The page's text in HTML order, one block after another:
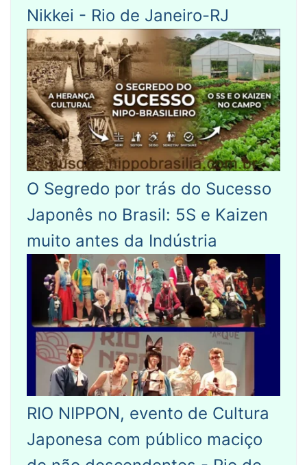
Nikkei - Rio de Janeiro-RJ
O Segredo por trás do Sucesso
Japonês no Brasil: 5S e Kaizen
muito antes da Indústria
RIO NIPPON, evento de Cultura
Japonesa com público maciço